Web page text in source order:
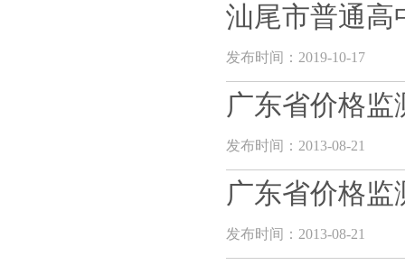
汕尾市普通高
发布时间：2019-10-17
广东省价格
发布时间：2013-08-21
广东省价格
发布时间：2013-08-21